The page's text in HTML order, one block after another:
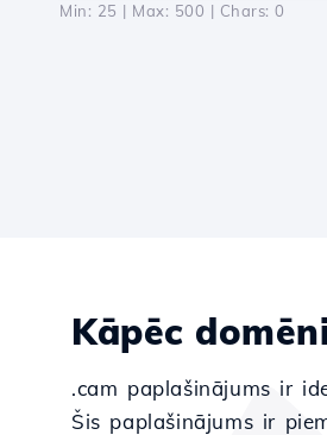
Min: 25 | Max: 500 | Chars: 0
Kāpēc
.cam paplašinājums ir
Šis paplašinājums ir